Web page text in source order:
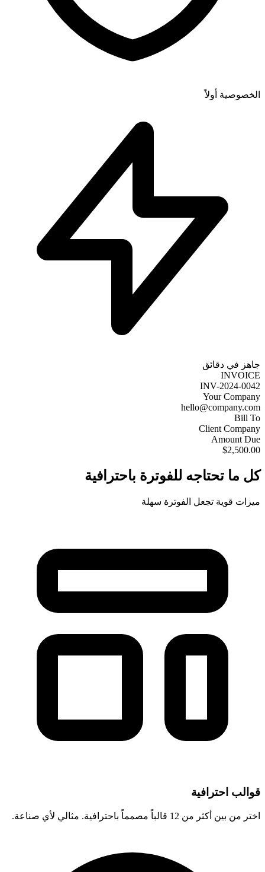
الخصوصية أولاً
جاهز في دقائق
INVOICE
INV-2024-0042
Your Company
hello@company.com
Bill To
Client Company
Amount Due
$2,500.00
كل ما تحتاجه للفوترة باحترافية
ميزات قوية تجعل الفوترة سهلة
قوالب احترافية
اختر من بين أكثر من 12 قالباً مصمماً باحترافية. مثالي لأي صناعة.